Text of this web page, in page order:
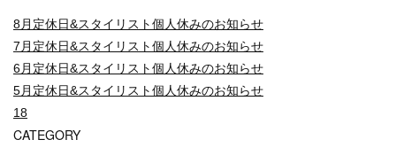
8月定休日&スタイリスト個人休みのお知らせ
7月定休日&スタイリスト個人休みのお知らせ
6月定休日&スタイリスト個人休みのお知らせ
5月定休日&スタイリスト個人休みのお知らせ
18
CATEGORY